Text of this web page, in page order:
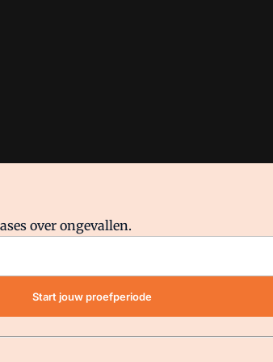
voor staat. Op gebruik van deze site zijn de
over ongevallen.
Start jouw proefperiode